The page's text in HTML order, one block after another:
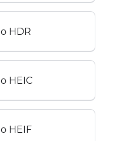
HDR
HEIC
HEIF